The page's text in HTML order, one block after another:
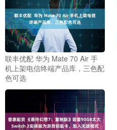
联丰优配 华为 Mate 70 Air 手
机上架电信终端产品库，三色配
色可选